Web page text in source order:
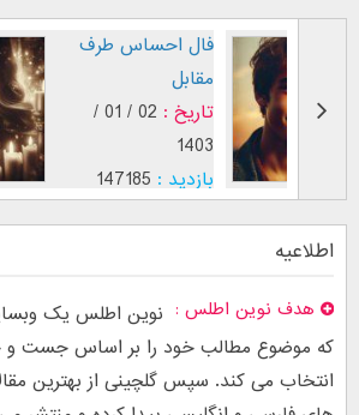
طرز نگاه پسر عاشق (
بر اساس [...]
تاریخ :
29 / 12 /
1402
بازدید : 26749
اطلاعیه
هدف نوین اطلس
نوین اطلس یک
که موضوع مطالب خود را بر اساس جست و
انتخاب می کند. سپس گلچینی از بهترین